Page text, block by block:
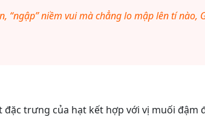
niềm vui mà chẳng lo mập lên tí nào,
trưng của hạt kết hợp với vị muối đậm